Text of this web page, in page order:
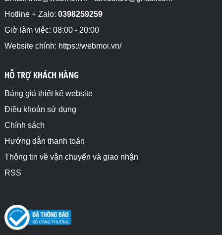
Hotline + Zalo: 0398259259
Giờ làm việc: 08:00 - 20:00
Website chính: https://webmoi.vn/
HỖ TRỢ KHÁCH HÀNG
Bảng giá thiết kế website
Điều khoản sử dụng
Chính sách
Hướng dẫn thanh toán
Thông tin về vận chuyển và giao nhận
RSS